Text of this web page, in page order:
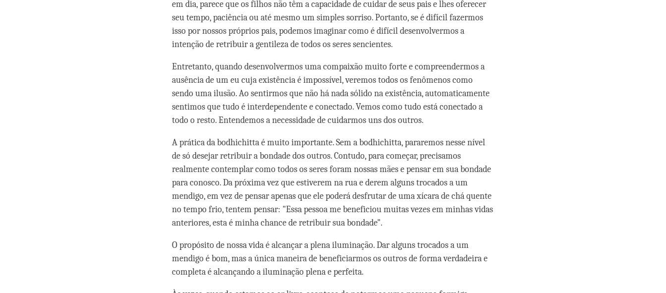
em dia, parece que os filhos não têm a capacidade de cuidar de seus pais e lhes oferecer
seu tempo, paciência ou até mesmo um simples sorriso. Portanto, se é difícil fazermos
isso por nossos próprios pais, podemos imaginar como é difícil desenvolvermos a
intenção de retribuir a gentileza de todos os seres sencientes.
Entretanto, quando desenvolvermos uma compaixão muito forte e compreendermos a
ausência de um eu cuja existência é impossível, veremos todos os fenômenos como
sendo uma ilusão. Ao sentirmos que não há nada sólido na existência, automaticamente
sentimos que tudo é interdependente e conectado. Vemos como tudo está conectado a
todo o resto. Entendemos a necessidade de cuidarmos uns dos outros.
A prática da bodhichitta é muito importante. Sem a bodhichitta, pararemos nesse nível
de só desejar retribuir a bondade dos outros. Contudo, para começar, precisamos
realmente contemplar como todos os seres foram nossas mães e pensar em sua bondade
para conosco. Da próxima vez que estiverem na rua e derem alguns trocados a um
mendigo, em vez de pensar apenas que ele poderá desfrutar de uma xícara de chá quente
no tempo frio, tentem pensar: "Essa pessoa me beneficiou muitas vezes em minhas vidas
anteriores, esta é minha chance de retribuir sua bondade".
O propósito de nossa vida é alcançar a plena iluminação. Dar alguns trocados a um
mendigo é bom, mas a única maneira de beneficiarmos os outros de forma verdadeira e
completa é alcançando a iluminação plena e perfeita.